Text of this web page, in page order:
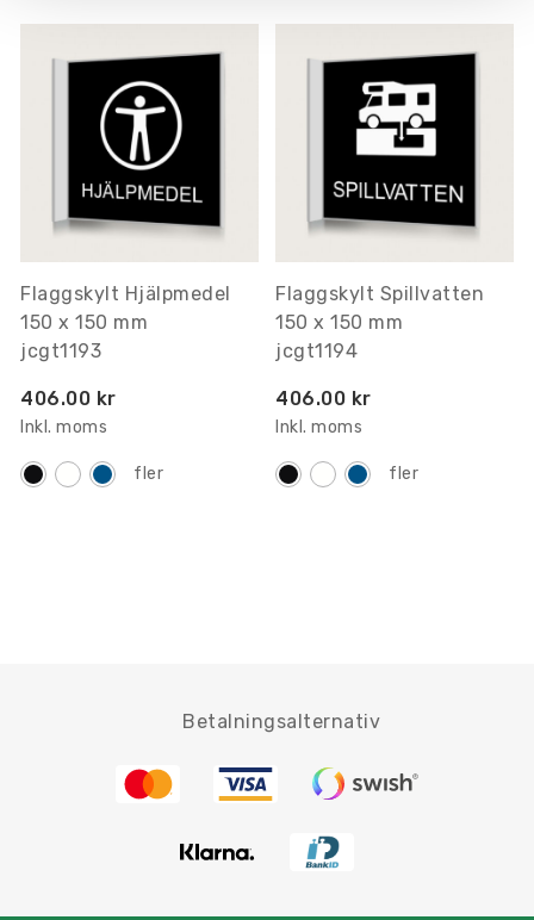
Flaggskylt Hjälpmedel
150 x 150 mm
jcgt1193
406.00 kr
Inkl. moms
fler
Flaggskylt Spillvatten
150 x 150 mm
jcgt1194
406.00 kr
Inkl. moms
fler
Betalningsalternativ